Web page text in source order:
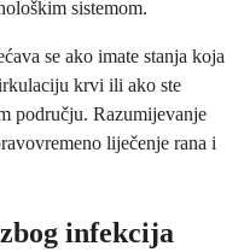
sistemom.
se ako imate stanja koja
krvi ili ako ste
području. Razumijevanje
liječenje rana i
infekcija